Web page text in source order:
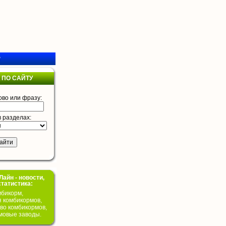
САЙТУ
или фразу:
разделах:
- новости,
комбикормов,
комбикормов,
заводы.